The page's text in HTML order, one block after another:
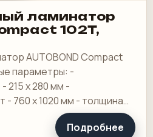
ламинатор
102T,
AUTOBOND Compact
параметры: -
215 х 280 мм -
760 х 1020 мм - толщина
- диапазон плотностей
Подробнее